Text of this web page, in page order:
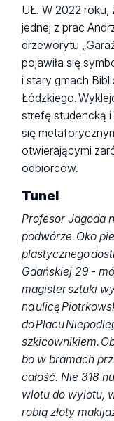
UŁ. W 2022
jednej z prac
drzeworytu
pojawiła się
i stary gmach
Łódzkiego.
strefę studencką i
się
otwierającymi
odbiorców.
Tunel
Profesor Jagoda
podwórze. Oko
plastycznego
Gdańskiej 29 -
magister sztuki
na ulicę
do Placu
szkicownikiem.
bo w bramach
całość. Nie 318
wlotu do wylotu,
robią złoty